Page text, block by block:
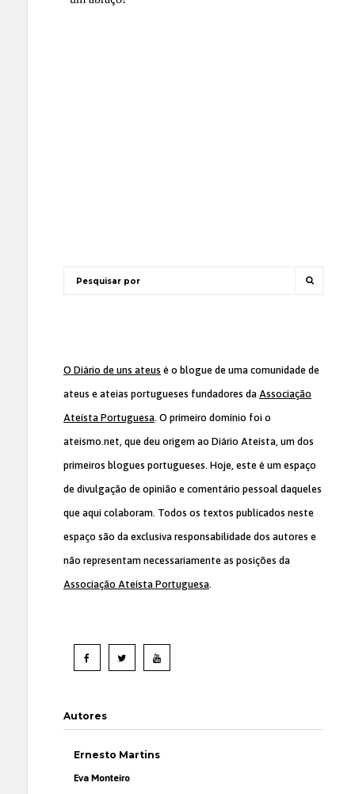
O Diário de uns ateus é o blogue de uma comunidade de
ateus e ateias portugueses fundadores da Associação
Ateísta Portuguesa. O primeiro domínio foi o
ateismo.net, que deu origem ao Diário Ateísta, um dos
primeiros blogues portugueses. Hoje, este é um espaço
de divulgação de opinião e comentário pessoal daqueles
que aqui colaboram. Todos os textos publicados neste
espaço são da exclusiva responsabilidade dos autores e
não representam necessariamente as posições da
Associação Ateísta Portuguesa.
Autores
Ernesto Martins
Eva Monteiro